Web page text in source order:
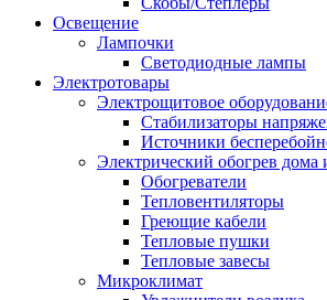
Освещение
Лампочки
Светодиодные лампы
Электротовары
Электрощитовое
Стабилизаторы
Источники
Электрический обогрев дома
Обогреватели
Тепловентиляторы
Греющие кабели
Тепловые пушки
Тепловые завесы
Микроклимат